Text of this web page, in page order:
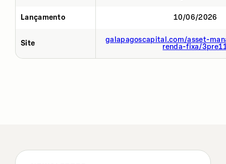
Lançamento 10/06/2026
Site
galapagoscapital.com/asset-
renda-fixa/